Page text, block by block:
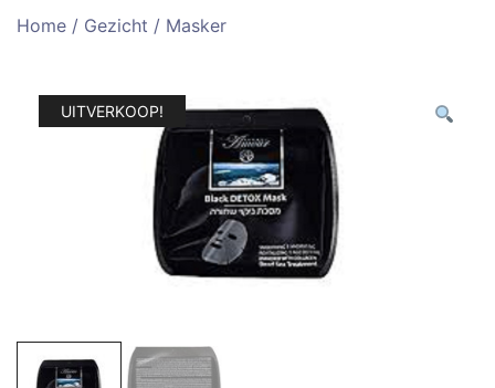
Home / Gezicht / Masker
UITVERKOOP!